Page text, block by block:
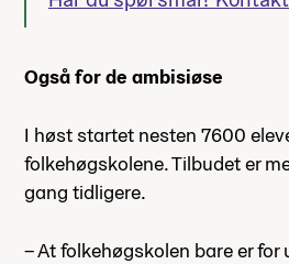
Også for de ambisiøse
I høst startet nesten 7600
folkehøgskolene. Tilbudet er
gang tidligere.
– At folkehøgskolen bare er